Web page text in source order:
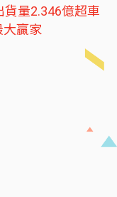
量2.346億超車
大贏家